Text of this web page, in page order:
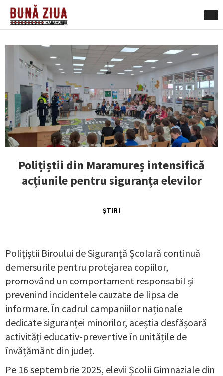
Polițiștii din Maramureș intensifică
acțiunile pentru siguranța elevilor
ȘTIRI
Polițiștii Biroului de Siguranță Școlară continuă
demersurile pentru protejarea copiilor,
promovând un comportament responsabil și
prevenind incidentele cauzate de lipsa de
informare. În cadrul campaniilor naționale
dedicate siguranței minorilor, aceștia desfășoară
activități educativ-preventive în unitățile de
învățământ din județ.
Pe 16 septembrie 2025, elevii Școlii Gimnaziale din